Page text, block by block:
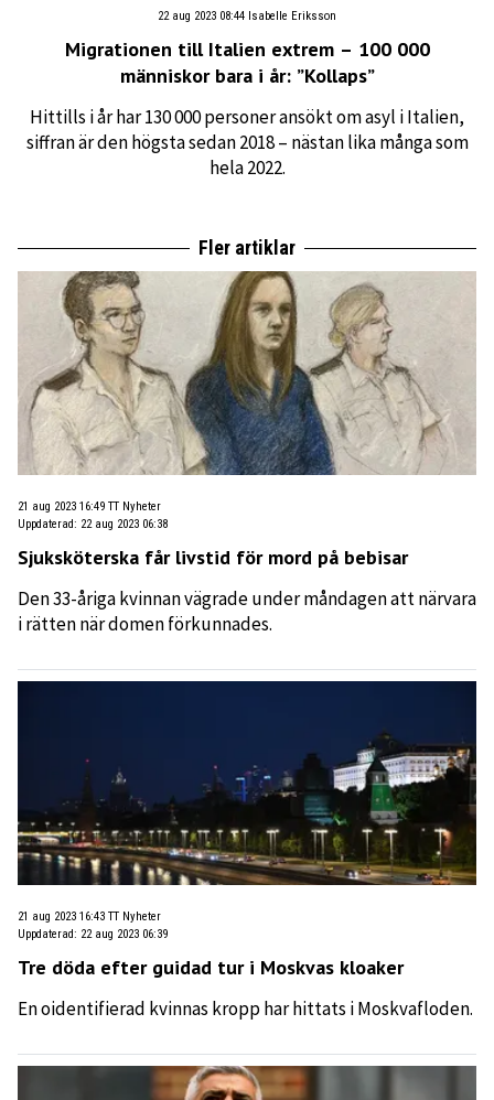
22 aug 2023 08:44 Isabelle Eriksson
Migrationen till Italien extrem – 100 000
människor bara i år: ”Kollaps”
Hittills i år har 130 000 personer ansökt om asyl i Italien,
siffran är den högsta sedan 2018 – nästan lika många som
hela 2022.
Fler artiklar
21 aug 2023 16:49 TT Nyheter
Uppdaterad: 22 aug 2023 06:38
Sjuksköterska får livstid för mord på bebisar
Den 33-åriga kvinnan vägrade under måndagen att närvara
i rätten när domen förkunnades.
21 aug 2023 16:43 TT Nyheter
Uppdaterad: 22 aug 2023 06:39
Tre döda efter guidad tur i Moskvas kloaker
En oidentifierad kvinnas kropp har hittats i Moskvafloden.